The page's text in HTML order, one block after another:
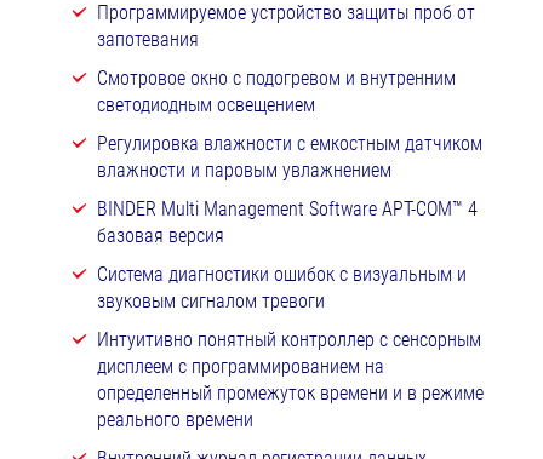
Программируемое устройство защиты проб от
запотевания
Смотровое окно с подогревом и внутренним
светодиодным освещением
Регулировка влажности с емкостным датчиком
влажности и паровым увлажнением
BINDER Multi Management Software APT-COM™ 4
базовая версия
Система диагностики ошибок с визуальным и
звуковым сигналом тревоги
Интуитивно понятный контроллер с сенсорным
дисплеем с программированием на
определенный промежуток времени и в режиме
реального времени